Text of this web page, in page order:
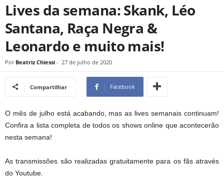
Lives da semana: Skank, Léo
Santana, Raça Negra &
Leonardo e muito mais!
Por Beatriz Chiessi - 27 de julho de 2020
Compartilhar Facebook
O mês de julho está acabando, mas as lives semanais continuam!
Confira a lista completa de todos os shows online que acontecerão
nesta semana!
As transmissões são realizadas gratuitamente para os fãs através
do Youtube.